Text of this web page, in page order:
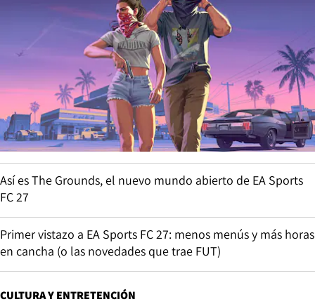
Así es The Grounds, el nuevo mundo abierto de EA Sports
FC 27
Primer vistazo a EA Sports FC 27: menos menús y más horas
en cancha (o las novedades que trae FUT)
CULTURA Y ENTRETENCIÓN